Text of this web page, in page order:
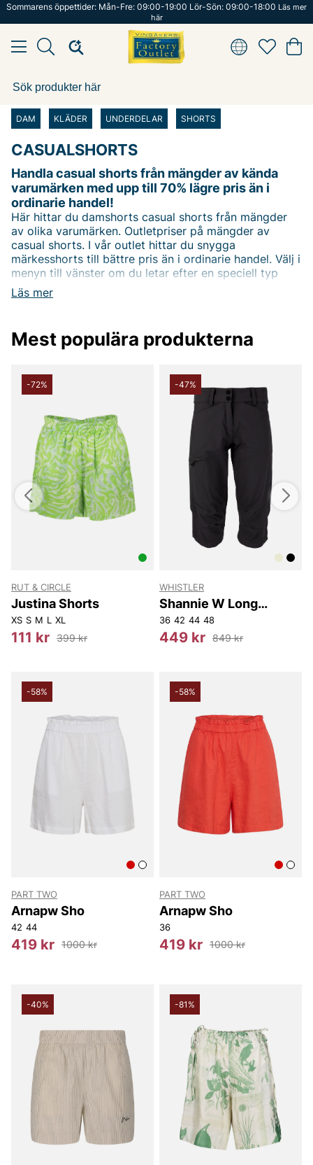
Sommarens öppettider: Mån-Fre: 09:00-19:00 Lör-Sön: 09:00-18:00 Läs mer
här
DAM KLÄDER UNDERDELAR SHORTS
CASUALSHORTS
Läs mer
Handla casual shorts från mängder av kända
varumärken med upp till 70% lägre pris än i
ordinarie handel!
Här hittar du damshorts casual shorts från mängder
av olika varumärken. Outletpriser på mängder av
casual shorts. I vår outlet hittar du snygga
märkesshorts till bättre pris än i ordinarie handel. Välj i
menyn till vänster om du letar efter en speciell typ
av produkt
produkt du letar efter. Eller använd vårt filter för att
på pris för att hitta varor till det bästa priset!
Happy shopping önskar vi på Vingåkers Factory
Mest populära produkterna
-72%
RUT & CIRCLE
Justina Shorts
XS S M L XL
111 kr 399 kr
-47%
WHISTLER
Shannie W Long
Outdoor Shorts
36 42 44 48
449 kr 849 kr
-58%
PART TWO
Arnapw Sho
42 44
419 kr 1000 kr
-58%
PART TWO
Arnapw Sho
36
419 kr 1000 kr
-40% -81%